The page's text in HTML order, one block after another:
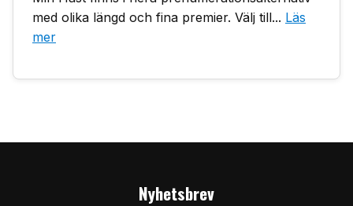
med olika längd och fina premier. Välj till... Läs
mer
Nyhetsbrev